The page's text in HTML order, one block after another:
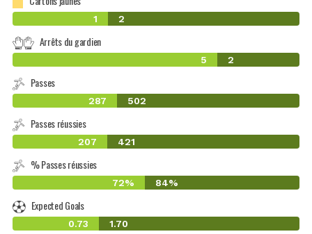
1 2
Arrêts du gardien
5 2
Passes
287 502
Passes réussies
207 421
% Passes réussies
72% 84%
Expected Goals
0.73 1.70